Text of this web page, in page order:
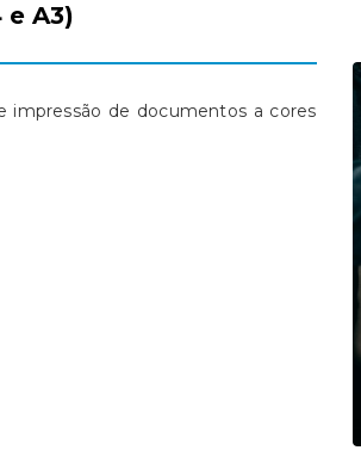
e A3)
impressão de documentos a cores